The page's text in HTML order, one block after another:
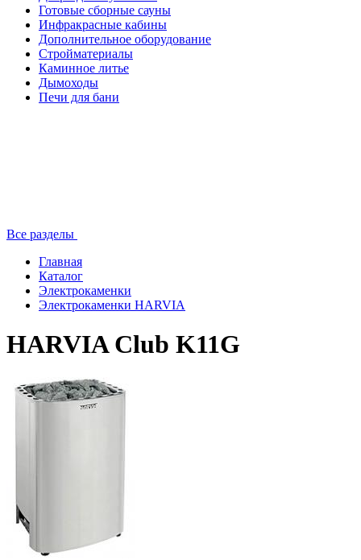
Готовые сборные сауны
Инфракрасные кабины
Дополнительное оборудование
Стройматериалы
Каминное литье
Дымоходы
Печи для бани
Все разделы
Главная
Каталог
Электрокаменки
Электрокаменки HARVIA
HARVIA Club K11G